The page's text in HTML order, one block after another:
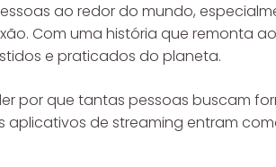
ao redor do mundo,
Com uma história que remonta
e praticados do planeta.
por que tantas pessoas buscam
de streaming entram